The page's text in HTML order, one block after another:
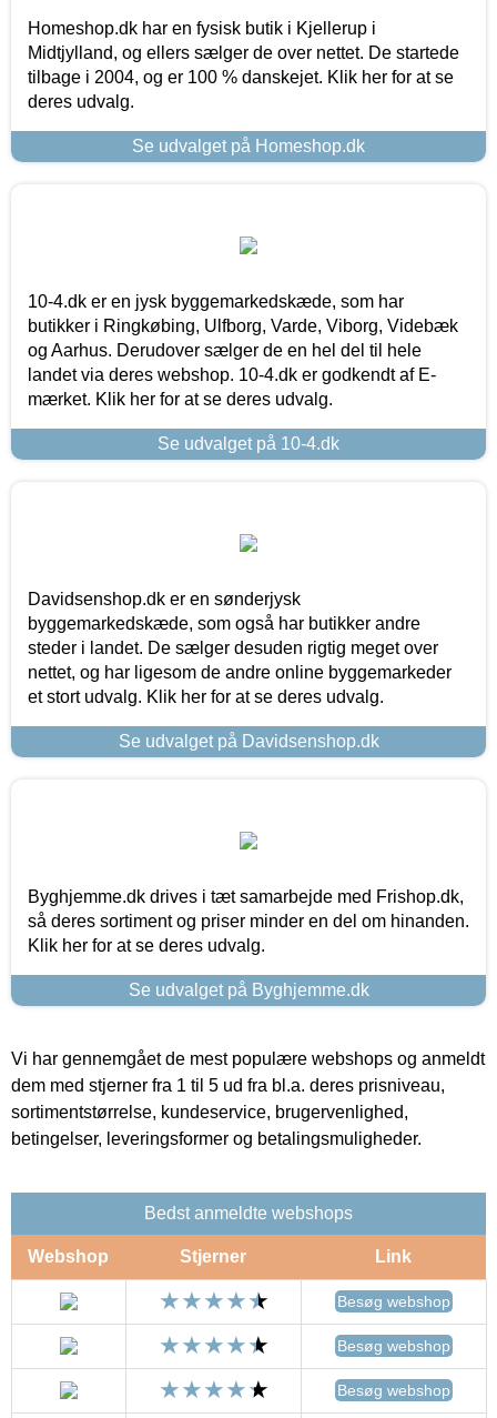
Homeshop.dk har en fysisk butik i Kjellerup i
Midtjylland, og ellers sælger de over nettet. De startede
tilbage i 2004, og er 100 % danskejet. Klik her for at se
deres udvalg.
Se udvalget på Homeshop.dk
10-4.dk er en jysk byggemarkedskæde, som har
butikker i Ringkøbing, Ulfborg, Varde, Viborg, Videbæk
og Aarhus. Derudover sælger de en hel del til hele
landet via deres webshop. 10-4.dk er godkendt af E-
mærket. Klik her for at se deres udvalg.
Se udvalget på 10-4.dk
Davidsenshop.dk er en sønderjysk
byggemarkedskæde, som også har butikker andre
steder i landet. De sælger desuden rigtig meget over
nettet, og har ligesom de andre online byggemarkeder
et stort udvalg. Klik her for at se deres udvalg.
Se udvalget på Davidsenshop.dk
Byghjemme.dk drives i tæt samarbejde med Frishop.dk,
så deres sortiment og priser minder en del om hinanden.
Klik her for at se deres udvalg.
Se udvalget på Byghjemme.dk
Vi har gennemgået de mest populære webshops og anmeldt
dem med stjerner fra 1 til 5 ud fra bl.a. deres prisniveau,
sortimentstørrelse, kundeservice, brugervenlighed,
betingelser, leveringsformer og betalingsmuligheder.
Bedst anmeldte webshops
Webshop Stjerner Link
Besøg webshop
Besøg webshop
Besøg webshop